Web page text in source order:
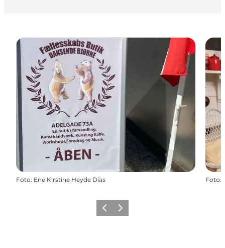
Foto: Ene Kirstine Heyde Dias Foto:
Vorherige Folie
Nächste Folie